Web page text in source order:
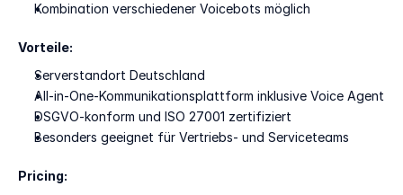
Kombination verschiedener Voicebots möglich
Vorteile:
Serverstandort Deutschland
All-in-One-Kommunikationsplattform inklusive Voice Agent
DSGVO-konform und ISO 27001 zertifiziert
Besonders geeignet für Vertriebs- und Serviceteams
Pricing: